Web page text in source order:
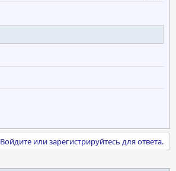
Войдите или зарегистрируйтесь для ответа.